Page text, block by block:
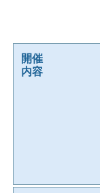
開催
内容